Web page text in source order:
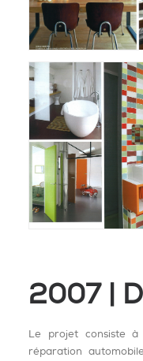
2007 |
Le projet consiste
réparation